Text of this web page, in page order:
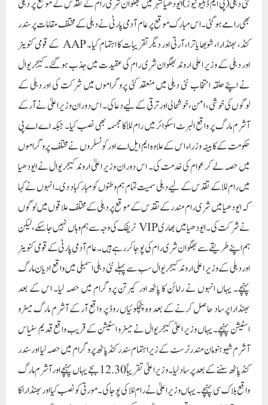
میں حصہ لے کر عوام کی خدمت کی۔ اس دوران وزیر اعلیٰ اروند کیجریوال نے ایودھیا
میں رام للا کے تقدس کے لیے دہلی سمیت تمام ہم وطنوں کو مبارکباد دی۔ انہوں نے کہا
کہ ایودھیا میں شری رام مندر کے تقدس کے موقع پر دہلی کے مختلف علاقوں میں لوگوں
نے شرکت کی۔ ایودھیا میں بھاری VIP ٹریفک کی وجہ سے ہم وہاں نہیں جا سکے، لیکن
ہم اپنے طریقے سے بھگوان شری رام کی پوجا کر رہے ہیں۔عام آدمی پارٹی کے قومی کنوینر
اور دہلی کے وزیر اعلی اروند کیجریوال سب سے پہلے نئی دہلی اسمبلی میں واقع ادیان مارگ
پہنچے۔ یہاں انہوں نے رامائن کا پاٹھ اور کیرتن پروگرام میں حصہ لیا۔ اس کے بعد
بھنڈارا پرساد حاصل کرنے کے بعد وہ پنچکوئیاں روڈ پر واقع آر کے آشرم مارگ میٹرو
اسٹیشن پہنچے۔یہاں وزیر اعلیٰ کیجریوال نے میٹرو اسٹیشن کے قریب واقع قدیم سنیاس
آشرم شیو ہنومان مندر ٹرسٹ کے زیر اہتمام سندر کنڈ پاٹھ پروگرام میں حصہ لیا اور سندر
کنڈ پاٹھ سننے کے بعد پرساد لیا۔ وزیر اعلیٰ تقریباً 12.30 بجے یہاں پہنچے اور آشرم مارگ
واقع بلاک سی پہنچے۔ یہاں وزیر اعلیٰ نے رام للا کی پوجا کی۔مورتی کو نصب کیا اور بھنڈارا کا
پرساد قبول کیا۔اس موقع پر وزیر اعلیٰ اروند کیجریوال نے آر کے آشرم مارگ پر رام للا
کے تقدس پر تمام رام بھکتوں کو مبارکباد دیتے ہوئے کہا کہ حال ہی میں ہم نے دہلی کے
کئی علاقوں میں سندرکنڈ کا پاٹھ کیا ہے۔ میں اور میری بیوی روہنی میں منعقدہ سندر کنڈ
پاٹھ کے پروگرام میں بھی گئے تھے۔ عام آدمی پارٹی نے یہ فیصلہ کیا ہے۔اب ہر مہینے کے
پہلے منگل کو دہلی بھر میں مختلف مقامات پر سندرکنڈ کا پاٹھ کیا جائے گا۔ ایودھیا میں بھگوان
شری رام کے تقدس کی تقریب کے دوران بھاری VIP ٹریفک کی وجہ سے ہم سب
وہاں نہیں جا سکے۔ لیکن ہر کوئی اپنے اپنے طریقے سے بھگوان رام چندر جی کی پوجا کر رہا
ہے۔ دہلی حکومت آئی ٹی او کے قریب پیارے لال آڈیٹوریم میں رام لیلا کا انعقاد کر رہی